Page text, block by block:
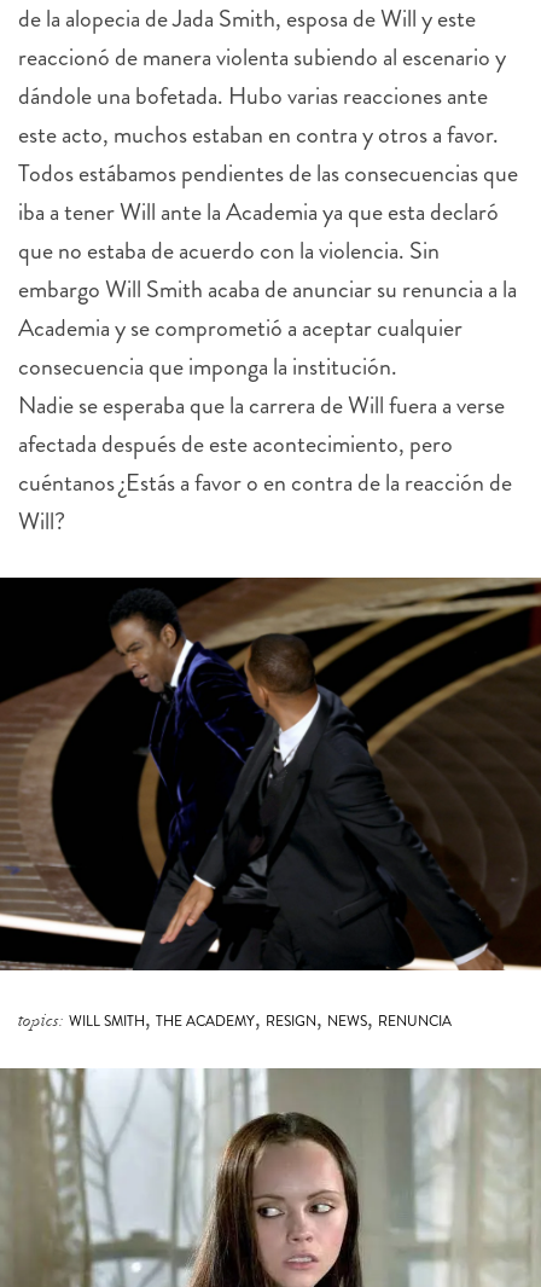
de la alopecia de Jada Smith, esposa de Will y este
reaccionó de manera violenta subiendo al escenario y
dándole una bofetada. Hubo varias reacciones ante
este acto, muchos estaban en contra y otros a favor.
Todos estábamos pendientes de las consecuencias que
iba a tener Will ante la Academia ya que esta declaró
que no estaba de acuerdo con la violencia. Sin
embargo Will Smith acaba de anunciar su renuncia a la
Academia y se comprometió a aceptar cualquier
consecuencia que imponga la institución.
Nadie se esperaba que la carrera de Will fuera a verse
afectada después de este acontecimiento, pero
cuéntanos ¿Estás a favor o en contra de la reacción de
Will?
topics: WILL SMITH, THE ACADEMY, RESIGN, NEWS, RENUNCIA